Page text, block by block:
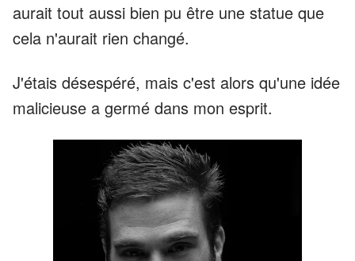
aurait tout aussi bien pu être une statue que
cela n'aurait rien changé.
J'étais désespéré, mais c'est alors qu'une idée
malicieuse a germé dans mon esprit.